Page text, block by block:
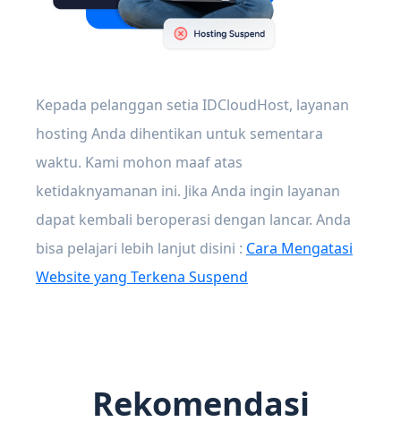
Kepada pelanggan setia IDCloudHost, layanan
hosting Anda dihentikan untuk sementara
waktu. Kami mohon maaf atas
ketidaknyamanan ini. Jika Anda ingin layanan
dapat kembali beroperasi dengan lancar. Anda
bisa pelajari lebih lanjut disini : Cara Mengatasi
Website yang Terkena Suspend
Rekomendasi